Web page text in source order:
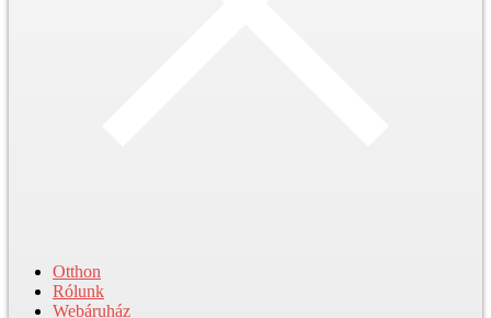
Otthon
Rólunk
Webáruház